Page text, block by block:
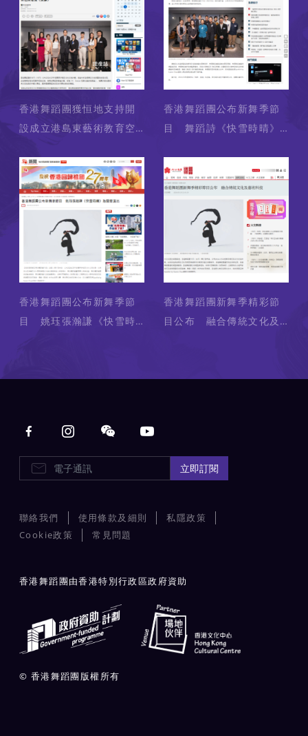
(Media:DotDotNews)
2024-06-18
香港舞蹈團獲恒地支持開
設成立港島東藝術教育空
《風雲》（媒體： 香港經
濟日報 ） 2024-06-18
香港舞蹈團公布新舞季節
目 舞蹈詩《快雪時晴》
匯報 ） 2024-06-18
香港舞蹈團公布新舞季節
目 姚珏張瀚謙《快雪時
香港舞蹈團新舞季精彩節
目公布 融合傳統文化及
Main navigation
E-Newsletters 立即訂閱
聯絡我們 使用條款及細則
私隱政策
Cookie政策
常見問題
香港舞蹈團由香港特別行政區政府資助
© 香港舞蹈團版權所有